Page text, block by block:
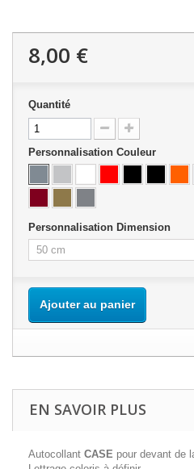
8,00 €
Quantité
Personnalisation Couleur
Personnalisation Dimension
Ajouter au panier
EN SAVOIR PLUS
Autocollant CASE pour devant de